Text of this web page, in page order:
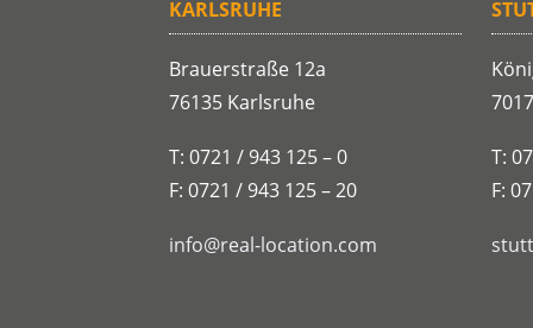
KARLSRUHE
Brauerstraße 12a
76135 Karlsruhe
T: 0721 / 943 125 – 0
F: 0721 / 943 125 – 20
info@real-location.com
T:
F: